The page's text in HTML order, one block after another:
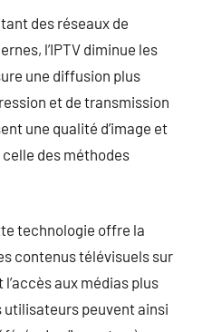
des réseaux de
l’IPTV diminue les
une diffusion plus
et de transmission
une qualité d’image et
des méthodes
technologie offre la
contenus télévisuels sur
aux médias plus
peuvent ainsi